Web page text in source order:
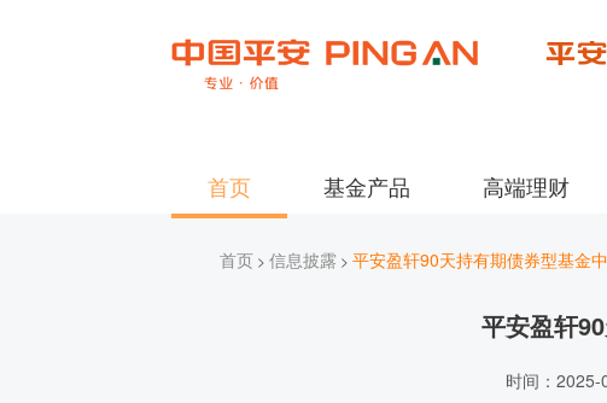
首页 基金产品 高端理财
首页 > 信息披露 > 平安盈轩90天持有期债券型基金
平安盈轩
时间：2025-